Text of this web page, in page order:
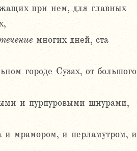
при нем, для главных
многих дней, ста
городе Сузах, от большого
и пурпуровыми шнурами,
и мрамором, и перламутром, и